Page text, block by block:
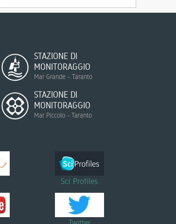
STAZIONE DI
MONITORAGGIO
Mar Grande - Taranto
STAZIONE DI
MONITORAGGIO
Mar Piccolo - Taranto
Sci Profiles